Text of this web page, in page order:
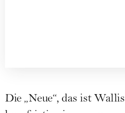
Die „Neue“, das ist